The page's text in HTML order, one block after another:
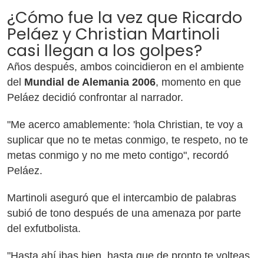
¿Cómo fue la vez que Ricardo
Peláez y Christian Martinoli
casi llegan a los golpes?
Años después, ambos coincidieron en el ambiente
del Mundial de Alemania 2006, momento en que
Peláez decidió confrontar al narrador.
"Me acerco amablemente: 'hola Christian, te voy a
suplicar que no te metas conmigo, te respeto, no te
metas conmigo y no me meto contigo", recordó
Peláez.
Martinoli aseguró que el intercambio de palabras
subió de tono después de una amenaza por parte
del exfutbolista.
"Hasta ahí ibas bien, hasta que de pronto te volteas